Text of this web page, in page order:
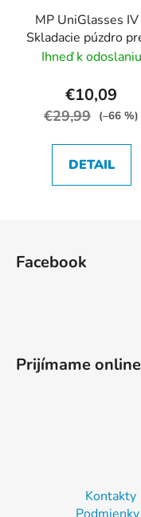
MP UniGlasses
Skladacie púzdro
kusy okuliarov
Ihneď k odoslaniu
€10,09
€29,99 (–66 %)
DETAIL
Facebook
Prijímame
Kontakty